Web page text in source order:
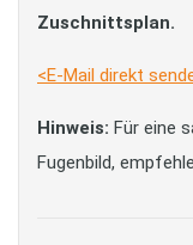
Zuschnittsplan.
<E-Mail direkt
Hinweis: Für eine
Fugenbild,